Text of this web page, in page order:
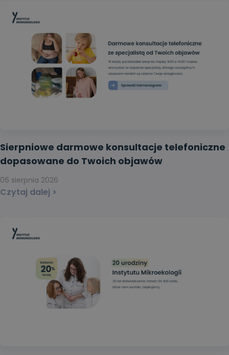
Sierpniowe darmowe konsultacje telefoniczne
dopasowane do Twoich objawów
Czytaj dalej >
06 sierpnia 2026